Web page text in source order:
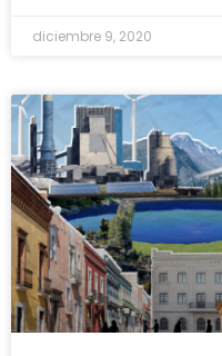
diciembre 9, 2020